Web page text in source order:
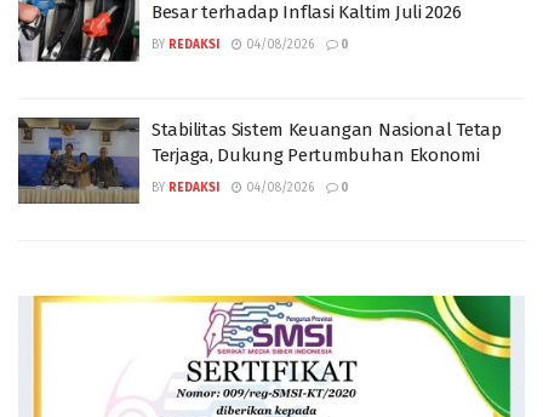
Besar terhadap Inflasi Kaltim Juli 2026
BY REDAKSI 04/08/2026 0
Stabilitas Sistem Keuangan Nasional Tetap
Terjaga, Dukung Pertumbuhan Ekonomi
BY REDAKSI 04/08/2026 0